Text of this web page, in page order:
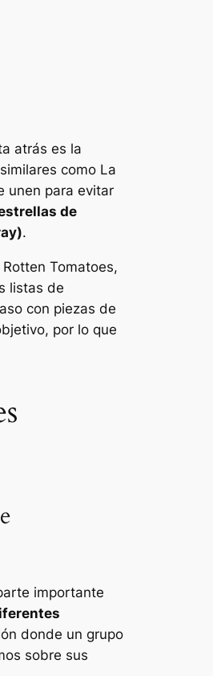
atrás es la
como La
unen para evitar
de
).
Tomatoes,
listas de
con piezas de
por lo que
importante
donde un grupo
sobre sus